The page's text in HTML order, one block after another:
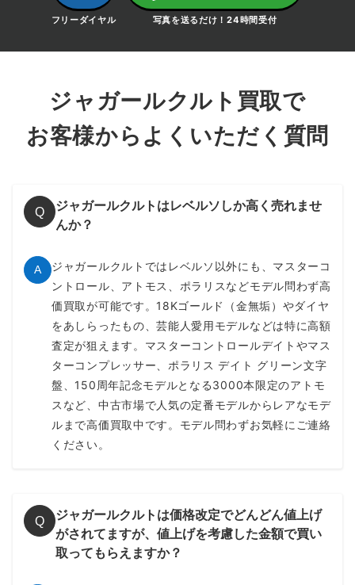
フリーダイヤル 写真を送るだけ！24時間受付
ジャガールクルト買取で
お客様からよくいただく質問
Q
ジャガールクルトはレベルソしか高く売れませ
んか？
A
ジャガールクルトではレベルソ以外にも、マスターコ
ントロール、アトモス、ポラリスなどモデル問わず高
価買取が可能です。18Kゴールド（金無垢）やダイヤ
をあしらったもの、芸能人愛用モデルなどは特に高額
査定が狙えます。マスターコントロールデイトやマス
ターコンプレッサー、ポラリス デイト グリーン文字
盤、150周年記念モデルとなる3000本限定のアトモ
スなど、中古市場で人気の定番モデルからレアなモデ
ルまで高価買取中です。モデル問わずお気軽にご連絡
ください。
Q
ジャガールクルトは価格改定でどんどん値上げ
がされてますが、値上げを考慮した金額で買い
取ってもらえますか？